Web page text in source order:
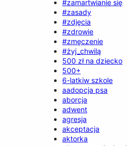
#zamartwianie się
#zasady
#zdjęcia
#zdrowie
#zmęczenie
#żyj_chwilą
500 zł na dziecko
500+
6-latkiw szkole
aadopcja psa
aborcja
adwent
agresja
akceptacja
aktorka